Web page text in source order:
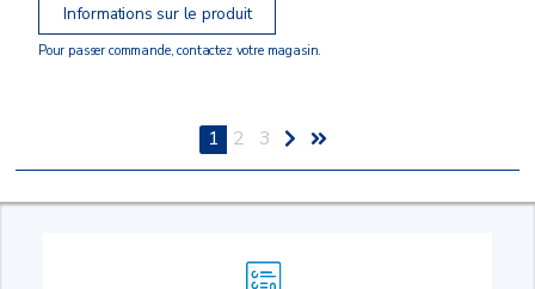
Informations sur le produit
Pour passer commande, contactez votre magasin.
1 2 3